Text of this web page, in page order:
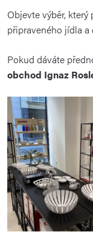
Objevte výběr,
připraveného jídla a
Pokud dáváte
obchod Ignaz